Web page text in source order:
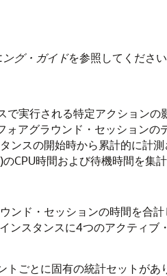
グ・ガイドを参照してください
実行される特定アクションの
アグラウンド・セッション
ンスの開始時から累計的に計
CPU時間および待機時間を集
ンド・セッションの時間を合
ンスタンスに4つのアクティ
ごとに固有の統計セットが